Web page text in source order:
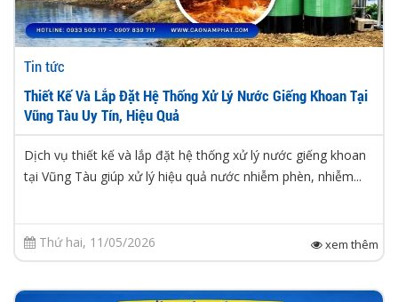
Tin tức
Thiết Kế Và Lắp Đặt Hệ Thống Xử Lý Nước Giếng Khoan Tại
Vũng Tàu Uy Tín, Hiệu Quả
Dịch vụ thiết kế và lắp đặt hệ thống xử lý nước giếng khoan
tại Vũng Tàu giúp xử lý hiệu quả nước nhiễm phèn, nhiễm...
Thứ hai, 11/05/2026 xem thêm